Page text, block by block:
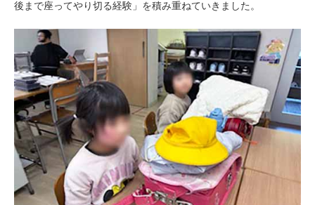
後まで座ってやり切る経験」を積み重ねていきました。